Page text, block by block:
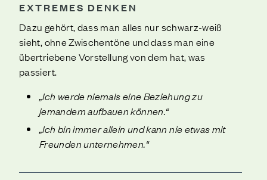
EXTREMES DENKEN
Dazu gehört, dass man alles nur schwarz-weiß
sieht, ohne Zwischentöne und dass man eine
übertriebene Vorstellung von dem hat, was
passiert.
„Ich werde niemals eine Beziehung zu
jemandem aufbauen können.“
„Ich bin immer allein und kann nie etwas mit
Freunden unternehmen.“